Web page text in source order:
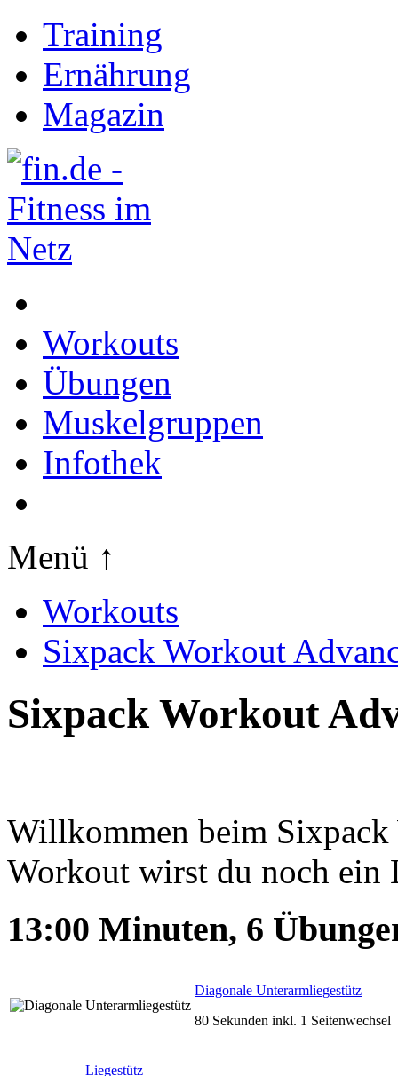
Training
Ernährung
Magazin
Workouts
Übungen
Muskelgruppen
Infothek
Menü ↑
Workouts
Sixpack Workout
Sixpack Workout
Willkommen beim
Workout wirst du noch ein
13:00 Minuten, 6
Diagonale Unterarmliegestütz
80 Sekunden inkl. 1 Seitenwechsel
Liegestütz